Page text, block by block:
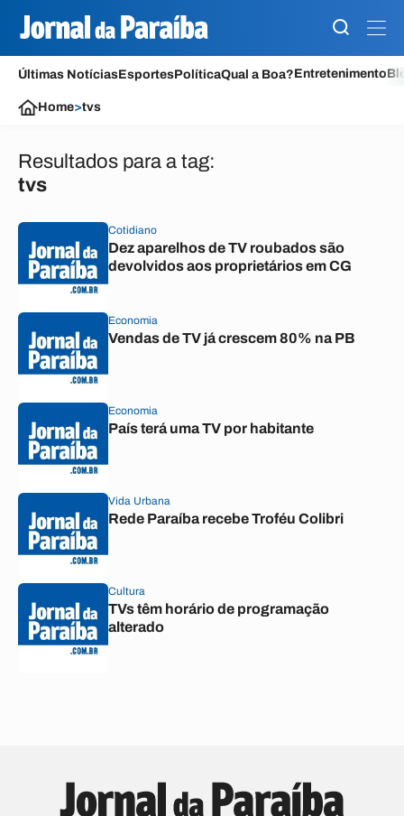
Últimas NotíciasEsportesPolíticaQual a Boa?Entretenimento
Home>tvs
Resultados para a tag:
tvs
Cotidiano
Dez aparelhos de TV roubados são
devolvidos aos proprietários em CG
Economia
Vendas de TV já crescem 80% na PB
Economia
País terá uma TV por habitante
Vida Urbana
Rede Paraíba recebe Troféu Colibri
Cultura
TVs têm horário de programação
alterado